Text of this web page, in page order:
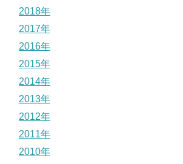
2018年
2017年
2016年
2015年
2014年
2013年
2012年
2011年
2010年